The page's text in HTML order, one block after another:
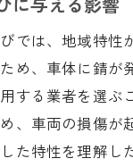
方法
する
は
では、地域特性
め、車体に錆
する業者を選
、車両の損傷が
た特性を理解